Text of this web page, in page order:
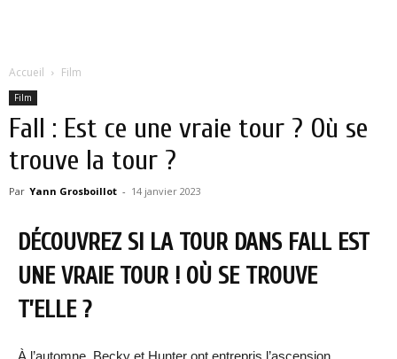
Accueil Film
Film
Fall : Est ce une vraie tour ? Où se
trouve la tour ?
Par Yann Grosboillot - 14 janvier 2023
DÉCOUVREZ SI LA TOUR DANS FALL EST
UNE VRAIE TOUR ! OÙ SE TROUVE
T’ELLE ?
À l’automne, Becky et Hunter ont entrepris l’ascension